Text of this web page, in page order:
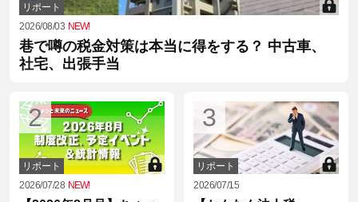
リポート
2026/08/03 NEW!
巷で噂の税金対策は本当に得をする？ 中古車、
社宅、出張手当
2
リポート
2026/07/28 NEW!
3
リポート
2026/07/15